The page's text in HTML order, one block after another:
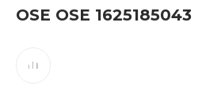
OSE OSE 1625185043